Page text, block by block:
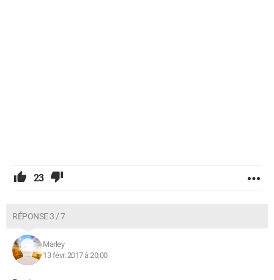
23
RÉPONSE 3 / 7
Marley
13 févr. 2017 à 20:00